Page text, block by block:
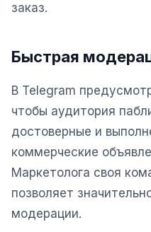
Автоворонки
AI Агенты
SEO-ПРОДВИЖЕНИЕ
SEO-продвижение и
Технический SEO-
Юзабилити-аудит сайта
заказ.
Быстрая
В Telegram
чтобы аудитория
достоверные и
коммерческие
Маркетолога своя
позволяет
модерации.